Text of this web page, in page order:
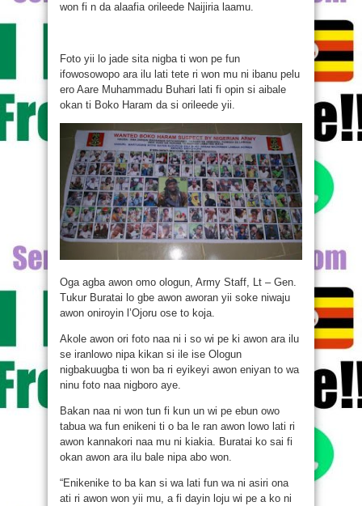
won fi n da alaafia orileede Naijiria laamu.
Foto yii lo jade sita nigba ti won pe fun
ifowosowopo ara ilu lati tete ri won mu ni ibanu pelu
ero Aare Muhammadu Buhari lati fi opin si aibale
okan ti Boko Haram da si orileede yii.
Oga agba awon omo ologun, Army Staff, Lt – Gen.
Tukur Buratai lo gbe awon aworan yii soke niwaju
awon oniroyin l’Ojoru ose to koja.
Akole awon ori foto naa ni i so wi pe ki awon ara ilu
se iranlowo nipa kikan si ile ise Ologun
nigbakuugba ti won ba ri eyikeyi awon eniyan to wa
ninu foto naa nigboro aye.
Bakan naa ni won tun fi kun un wi pe ebun owo
tabua wa fun enikeni ti o ba le ran awon lowo lati ri
awon kannakori naa mu ni kiakia. Buratai ko sai fi
okan awon ara ilu bale nipa abo won.
“Enikenike to ba kan si wa lati fun wa ni asiri ona
ati ri awon won yii mu, a fi dayin loju wi pe a ko ni